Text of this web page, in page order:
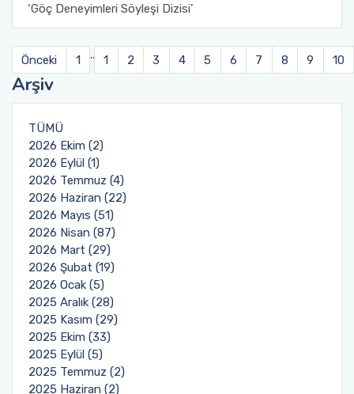
‘Göç Deneyimleri Söyleşi Dizisi’
Önceki 1 .. 1 2 3 4 5 6 7 8 9 10
Arşiv
TÜMÜ
2026 Ekim (2)
2026 Eylül (1)
2026 Temmuz (4)
2026 Haziran (22)
2026 Mayıs (51)
2026 Nisan (87)
2026 Mart (29)
2026 Şubat (19)
2026 Ocak (5)
2025 Aralık (28)
2025 Kasım (29)
2025 Ekim (33)
2025 Eylül (5)
2025 Temmuz (2)
2025 Haziran (2)